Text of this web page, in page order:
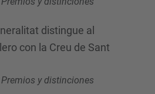
distingue al
con la Creu de Sant
Premios y distinciones